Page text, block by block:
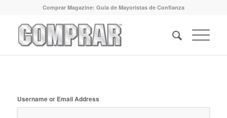
Comprar Magazine: Guia de Mayoristas de Confianza
Username or Email Address